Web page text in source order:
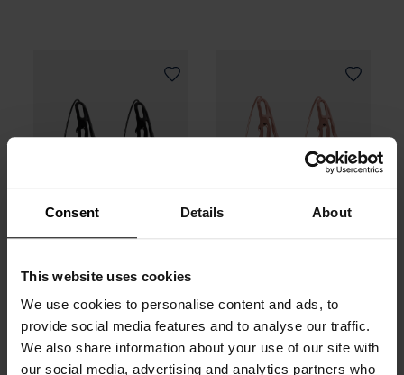
Consent Details About
This website uses cookies
We use cookies to personalise content and ads, to
provide social media features and to analyse our traffic.
We also share information about your use of our site with
our social media, advertising and analytics partners who
ruten - Fluid
Srebro 925 | Czarny
ruten
złocone - Fluid
Srebro 925 | Różowe
złocenie